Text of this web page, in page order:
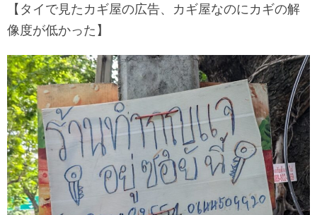
【タイで見たカギ屋の広告、カギ屋なのにカギの解
像度が低かった】